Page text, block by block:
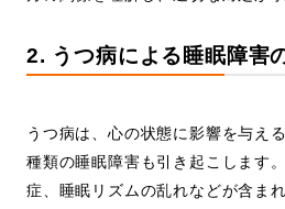
2. うつ病による睡眠障害
うつ病は、心の状態に影響を与え
種類の睡眠障害も引き起こします
症、睡眠リズムの乱れなどが含ま